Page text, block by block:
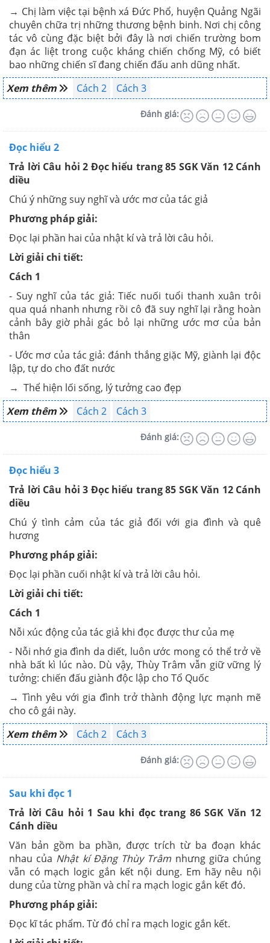
→ Chị làm việc tại bệnh xá Đức Phổ, huyện Quảng Ngãi
chuyên chữa trị những thương bệnh binh. Nơi chị công
tác vô cùng đặc biệt bởi đây là nơi chiến trường bom
đạn ác liệt trong cuộc kháng chiến chống Mỹ, có biết
bao những chiến sĩ đang chiến đấu anh dũng nhất.
Xem thêm
Cách 2 Cách 3
Đánh giá:
Đọc hiểu 2
Trả lời Câu hỏi 2 Đọc hiểu trang 85 SGK Văn 12 Cánh
diều
Chú ý những suy nghĩ và ước mơ của tác giả
Phương pháp giải:
Đọc lại phần hai của nhật kí và trả lời câu hỏi.
Lời giải chi tiết:
Cách 1
- Suy nghĩ của tác giả: Tiếc nuối tuổi thanh xuân trôi
qua quá nhanh nhưng rồi cô đã suy nghĩ lại rằng hoàn
cảnh bây giờ phải gác bỏ lại những ước mơ của bản
thân
- Ước mơ của tác giả: đánh thắng giặc Mỹ, giành lại độc
lập, tự do cho đất nước
→ Thể hiện lối sống, lý tưởng cao đẹp
Xem thêm
Cách 2 Cách 3
Đánh giá:
Đọc hiểu 3
Trả lời Câu hỏi 3 Đọc hiểu trang 85 SGK Văn 12 Cánh
diều
Chú ý tình cảm của tác giả đối với gia đình và quê
hương
Phương pháp giải:
Đọc lại phần cuối nhật kí và trả lời câu hỏi.
Lời giải chi tiết:
Cách 1
Nỗi xúc động của tác giả khi đọc được thư của mẹ
- Nỗi nhớ gia đình da diết, luôn ước mong có thể trở về
nhà bất kì lúc nào. Dù vậy, Thùy Trâm vẫn giữ vững lý
tưởng: chiến đấu giành độc lập cho Tổ Quốc
→ Tình yêu với gia đình trở thành động lực mạnh mẽ
cho cô gái này.
Xem thêm
Cách 2 Cách 3
Đánh giá:
Sau khi đọc 1
Trả lời Câu hỏi 1 Sau khi đọc trang 86 SGK Văn 12
Cánh diều
Văn bản gồm ba phần, được trích từ ba đoạn khác
nhau của Nhật kí Đặng Thùy Trâm nhưng giữa chúng
vẫn có mạch logic gắn kết nội dung. Em hãy nêu nội
dung của từng phần và chỉ ra mạch logic gắn kết đó.
Phương pháp giải:
Đọc kĩ tác phẩm. Từ đó chỉ ra mạch logic gắn kết.